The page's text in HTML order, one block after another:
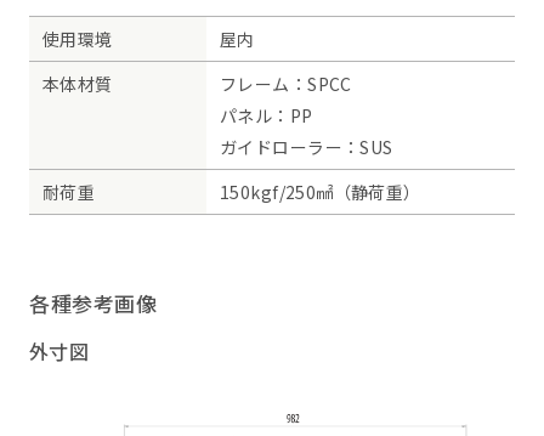
使用環境
屋内
本体材質
フレーム：SPCC
パネル：PP
ガイドローラー：SUS
耐荷重
150kgf/250㎟（静荷重）
各種参考画像
外寸図